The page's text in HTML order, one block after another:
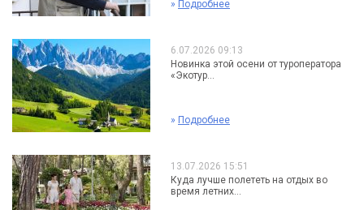
» Подробнее
6.07.2026 09:13
Новинка этой осени от туроператора
«Экотур...
» Подробнее
13.07.2026 15:51
Куда лучше полететь на отдых во
время летних...